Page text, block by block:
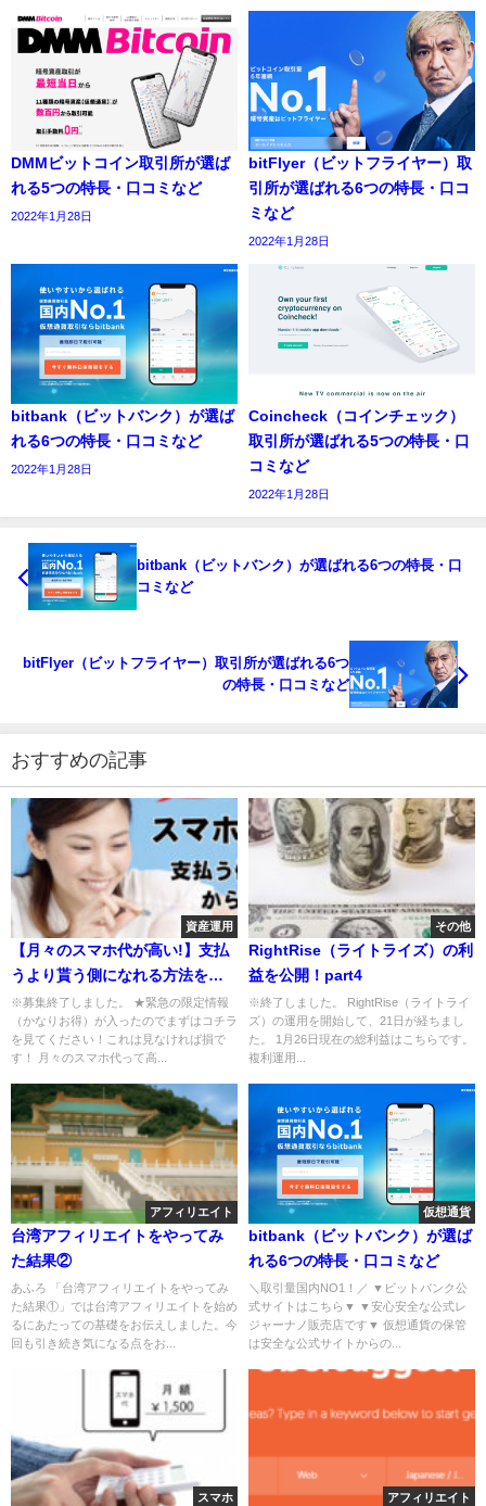
DMMビットコイン取引所が選ば
れる5つの特長・口コミなど
2022年1月28日
bitFlyer（ビットフライヤー）取
引所が選ばれる6つの特長・口コ
ミなど
2022年1月28日
bitbank（ビットバンク）が選ば
れる6つの特長・口コミなど
2022年1月28日
Coincheck（コインチェック）
取引所が選ばれる5つの特長・口
コミなど
2022年1月28日
bitbank（ビットバンク）が選ばれる6つの特長・口
コミなど
bitFlyer（ビットフライヤー）取引所が選ばれる6つ
の特長・口コミなど
おすすめの記事
資産運用
【月々のスマホ代が高い!】支払
うより貰う側になれる方法をお
伝えします。
※募集終了しました。 ★緊急の限定情報
（かなりお得）が入ったのでまずはコチラ
を見てください！これは見なければ損で
す！ 月々のスマホ代って高...
その他
RightRise（ライトライズ）の利
益を公開！part4
※終了しました。 RightRise（ライトライ
ズ）の運用を開始して、21日が経ちまし
た。 1月26日現在の総利益はこちらです。
複利運用...
アフィリエイト
台湾アフィリエイトをやってみ
た結果②
あふろ 「台湾アフィリエイトをやってみ
た結果①」では台湾アフィリエイトを始め
るにあたっての基礎をお伝えしました。今
回も引き続き気になる点をお...
仮想通貨
bitbank（ビットバンク）が選ば
れる6つの特長・口コミなど
＼取引量国内NO1！／ ▼ビットバンク公
式サイトはこちら▼ ▼安心安全な公式レ
ジャーナノ販売店です▼ 仮想通貨の保管
は安全な公式サイトからの...
スマホ アフィリエイト